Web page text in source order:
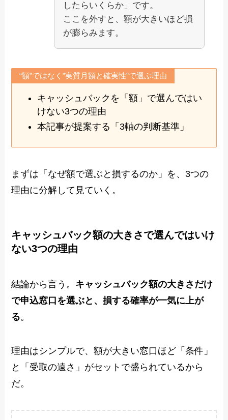
したらいくらか」です。
ここを外すと、額が大きいほど損
が膨らみます。
“額”ではなく”実質月額と確実性”で選ぶ理由
キャッシュバックを「額」で選んではい
けない3つの理由
本記事が提案する「3軸の判断基準」
まずは「なぜ額で選ぶと損するのか」を、3つの
理由に分解して見ていく。
キャッシュバック額の大きさで選んではいけ
ない3つの理由
結論から言う。 キャッシュバック額の大きさだけ
で申込窓口を選ぶと、損する確率が一気に上が
る。
理由はシンプルで、額が大きい窓口ほど「条件」
と「受取の遠さ」がセットで盛られているから
だ。